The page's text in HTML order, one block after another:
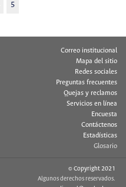
5
Correo institucional
Mapa del sitio
Redes sociales
Preguntas frecuentes
Quejas y reclamos
Servicios en línea
Encuesta
Contáctenos
Estadísticas
Glosario
© Copyright 2021
Algunos derechos reservados.